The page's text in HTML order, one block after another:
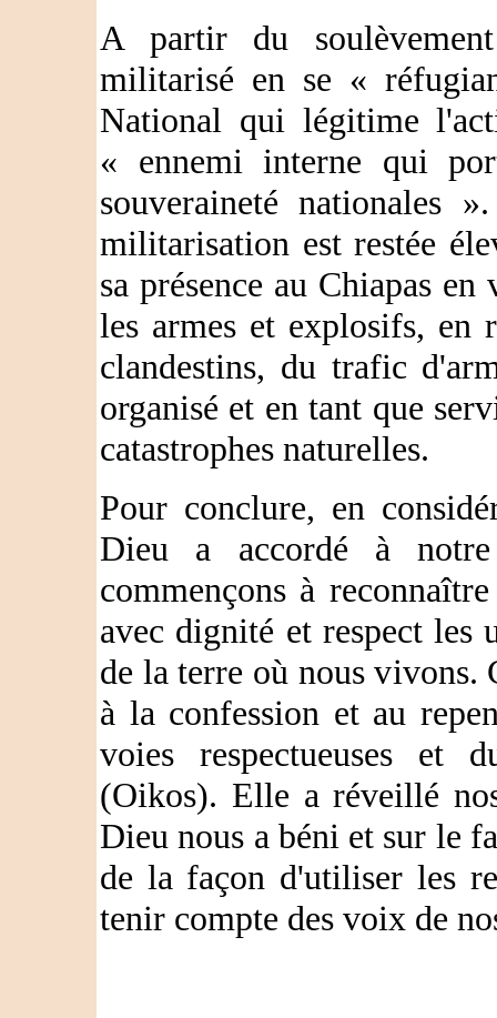
A partir du
militarisé en se «
National qui légitime
« ennemi interne qui
souveraineté nationales
militarisation est restée
sa présence au Chiapas
les armes et explosifs, en
clandestins, du trafic
organisé et en tant que
catastrophes naturelles.
Pour conclure, en
Dieu a accordé à
commençons à
avec dignité et respect les
de la terre où nous vivons.
à la confession et au
voies respectueuses et
(Oikos). Elle a réveillé
Dieu nous a béni et sur le
de la façon d'utiliser les
tenir compte des voix de